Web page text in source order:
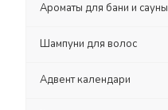
Ароматы для бани и сауны
Шампуни для волос
Адвент календари